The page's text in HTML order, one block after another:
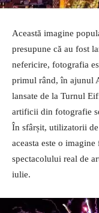
Această imagine
presupune că au fost
nefericire, fotografia
primul rând, în ajunul
lansate de la Turnul
artificii din fotografie
În sfârșit, utilizatorii de
aceasta este o
spectacolului real de
iulie.